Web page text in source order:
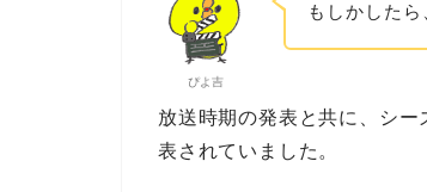
ぴよ吉
もしかした
放送時期の発表と共に、シ
表されていました。